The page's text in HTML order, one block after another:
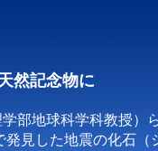
然記念物に
部地球科学科教授）
発見した地震の化石（